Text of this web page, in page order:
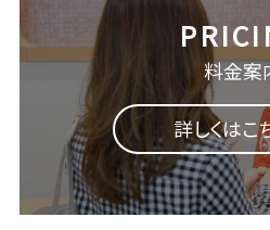
料金案
詳しくはこ